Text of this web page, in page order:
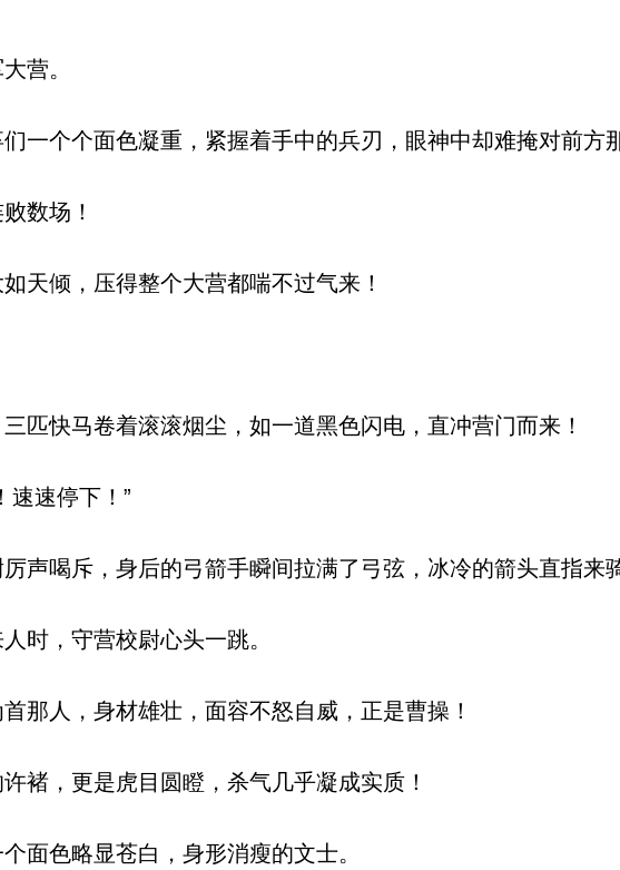
营。
一个个面色凝重，紧握着手中的兵刃，眼神中却难掩对前方
数场！
天倾，压得整个大营都喘不过气来！
匹快马卷着滚滚烟尘，如一道黑色闪电，直冲营门而来！
速停下！”
声喝斥，身后的弓箭手瞬间拉满了弓弦，冰冷的箭头直指来
时，守营校尉心头一跳。
那人，身材雄壮，面容不怒自威，正是曹操！
褚，更是虎目圆瞪，杀气几乎凝成实质！
面色略显苍白，身形消瘦的文士。